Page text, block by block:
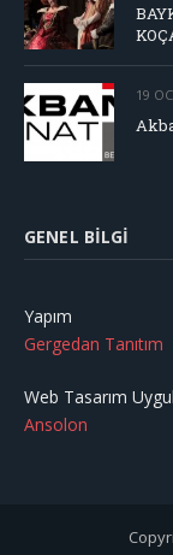
19
GENEL BILGI
Yapım
Gergedan Tanıtım
Web Tasarım
Ansolon